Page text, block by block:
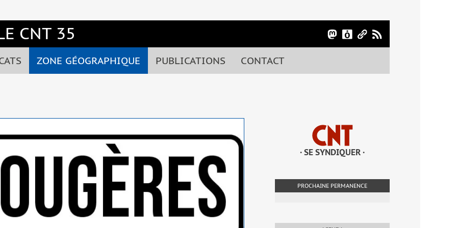
CNT 35
ZONE GÉOGRAPHIQUE PUBLICATIONS CONTACT
· SE SYNDIQUER ·
PROCHAINE PERMANENCE